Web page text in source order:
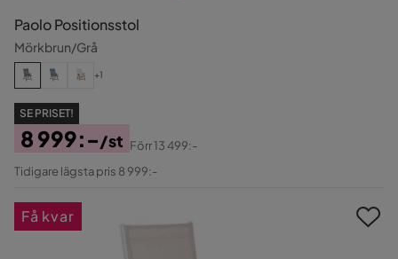
Paolo Positionsstol
Mörkbrun/Grå
+1
SE PRISET!
Pris
8 999:-/st
Original
Förr13 499:-
Tidigare lägsta pris 8 999:-
Få kvar